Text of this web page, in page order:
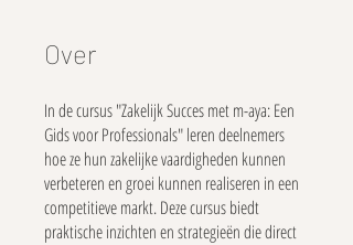
Over
In de cursus "Zakelijk Succes met m-aya: Een
Gids voor Professionals" leren deelnemers
hoe ze hun zakelijke vaardigheden kunnen
verbeteren en groei kunnen realiseren in een
competitieve markt. Deze cursus biedt
praktische inzichten en strategieën die direct